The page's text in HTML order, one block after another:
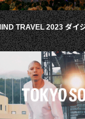
TRAVEL 2023 ダイ